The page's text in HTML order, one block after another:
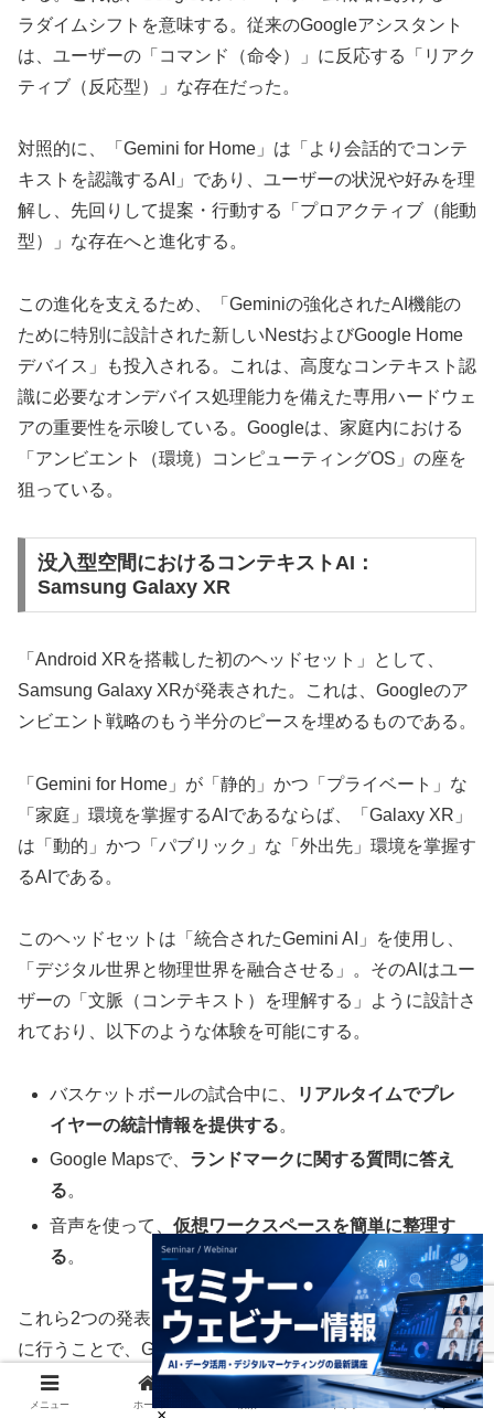
ラダイムシフトを意味する。従来のGoogleアシスタント
は、ユーザーの「コマンド（命令）」に反応する「リアク
ティブ（反応型）」な存在だった。
対照的に、「Gemini for Home」は「より会話的でコンテ
キストを認識するAI」であり、ユーザーの状況や好みを理
解し、先回りして提案・行動する「プロアクティブ（能動
型）」な存在へと進化する。
この進化を支えるため、「Geminiの強化されたAI機能の
ために特別に設計された新しいNestおよびGoogle Home
デバイス」も投入される。これは、高度なコンテキスト認
識に必要なオンデバイス処理能力を備えた専用ハードウェ
アの重要性を示唆している。Googleは、家庭内における
「アンビエント（環境）コンピューティングOS」の座を
狙っている。
没入型空間におけるコンテキストAI：
Samsung Galaxy XR
「Android XRを搭載した初のヘッドセット」として、
Samsung Galaxy XRが発表された。これは、Googleのア
ンビエント戦略のもう半分のピースを埋めるものである。
「Gemini for Home」が「静的」かつ「プライベート」な
「家庭」環境を掌握するAIであるならば、「Galaxy XR」
は「動的」かつ「パブリック」な「外出先」環境を掌握す
るAIである。
このヘッドセットは「統合されたGemini AI」を使用し、
「デジタル世界と物理世界を融合させる」。そのAIはユー
ザーの「文脈（コンテキスト）を理解する」ように設計さ
れており、以下のような体験を可能にする。
バスケットボールの試合中に、
リアルタイムでプレ
イヤーの統計情報を提供する。
Google Mapsで、 ランドマークに関する質問に答え
る。
音声を使って、仮想ワークスペースを簡単に整理す
る。
これら2つの発表（Gemini for HomeとGalaxy XR）を同時
に行うことで、Googleはユーザーの周囲にシームレスな
「Geminiインテリジェンス・バブル」を構築しようとし
ている。ユーザーのコンテキストやデータは、家のスピー
メニュー ホーム トップ サイドバー